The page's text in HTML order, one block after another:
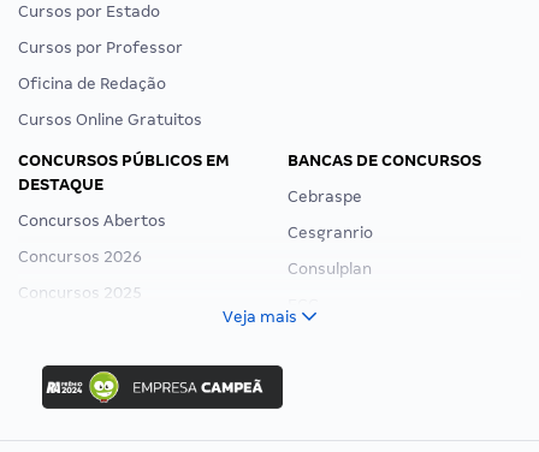
Cursos por Estado
Cursos por Professor
Oficina de Redação
Cursos Online Gratuitos
CONCURSOS PÚBLICOS EM
DESTAQUE
Concursos Abertos
Concursos 2026
Concursos 2025
Concurso Ibama
Concurso MPU
Editais publicados
BANCAS DE CONCURSOS
Cebraspe
Cesgranrio
Consulplan
Veja mais